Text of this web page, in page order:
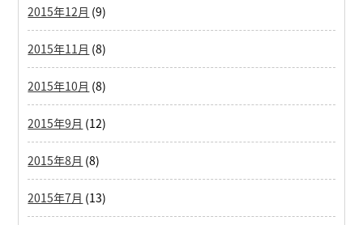
2015年12月 (9)
2015年11月 (8)
2015年10月 (8)
2015年9月 (12)
2015年8月 (8)
2015年7月 (13)